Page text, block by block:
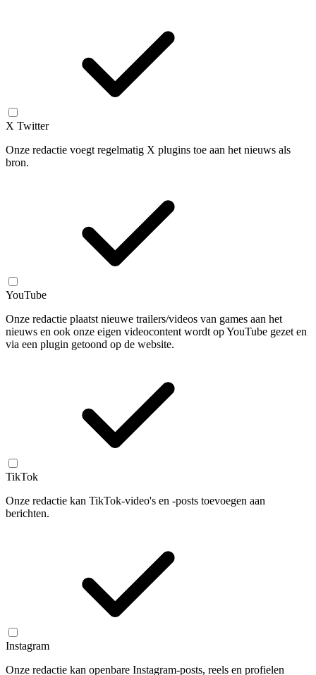
X Twitter
Onze redactie voegt regelmatig X plugins toe aan het nieuws als
bron.
YouTube
Onze redactie plaatst nieuwe trailers/videos van games aan het
nieuws en ook onze eigen videocontent wordt op YouTube gezet en
via een plugin getoond op de website.
TikTok
Onze redactie kan TikTok-video's en -posts toevoegen aan
berichten.
Instagram
Onze redactie kan openbare Instagram-posts, reels en profielen